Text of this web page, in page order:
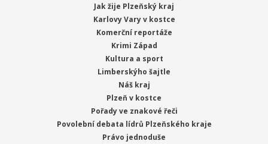
Jak žije Plzeňský kraj
Karlovy Vary v kostce
Komerční reportáže
Krimi Západ
Kultura a sport
Limberskýho šajtle
Náš kraj
Plzeň v kostce
Pořady ve znakové řeči
Povolební debata lídrů Plzeňského kraje
Právo jednoduše